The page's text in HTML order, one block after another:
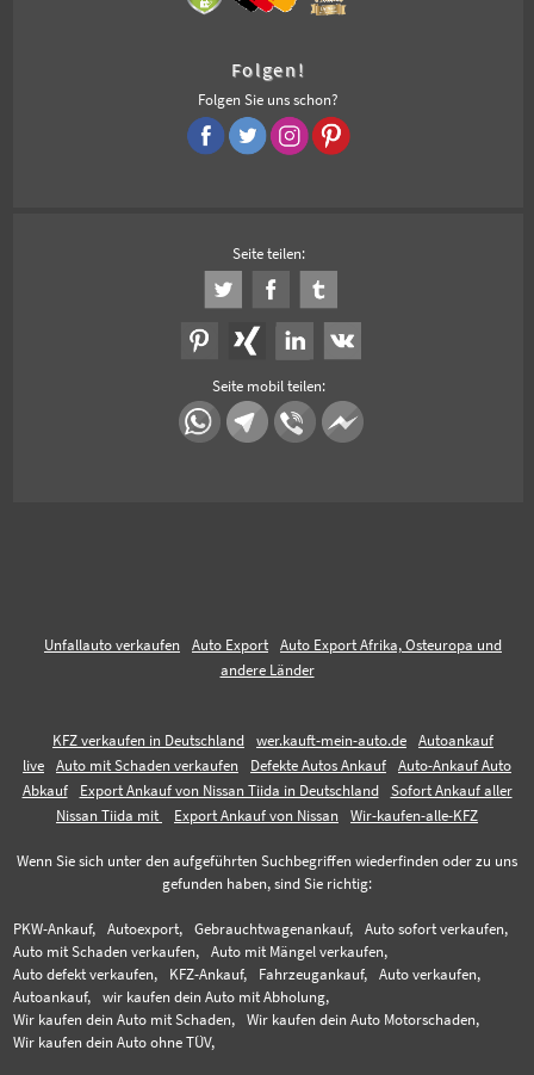
Folgen!
Folgen Sie uns schon?
Seite teilen:
Seite mobil teilen:
Unfallauto verkaufen Auto Export
Auto Export Afrika, Osteuropa und
andere Länder
KFZ verkaufen in Deutschland wer.kauft-mein-auto.de
Autoankauf
live
Auto mit Schaden verkaufen Defekte Autos Ankauf
Auto-Ankauf Auto
Abkauf
Export Ankauf von Nissan Tiida in Deutschland
Sofort Ankauf aller
Nissan Tiida mit
Export Ankauf von Nissan Wir-kaufen-alle-KFZ
Wenn Sie sich unter den aufgeführten Suchbegriffen wiederfinden oder zu uns
gefunden haben, sind Sie richtig:
PKW-Ankauf, Autoexport, Gebrauchtwagenankauf,
Auto sofort verkaufen,
Auto mit Schaden verkaufen,
Auto mit Mängel verkaufen,
Auto defekt verkaufen,
KFZ-Ankauf, Fahrzeugankauf,
Auto verkaufen,
Autoankauf,
wir kaufen dein Auto mit Abholung,
Wir kaufen dein Auto mit Schaden,
Wir kaufen dein Auto Motorschaden,
Wir kaufen dein Auto ohne TÜV,